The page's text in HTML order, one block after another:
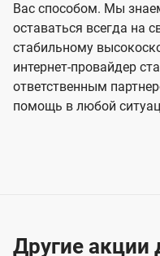
Вас способом. Мы
оставаться всегда на
стабильному
интернет-провайдер
ответственным
помощь в любой
Другие акции